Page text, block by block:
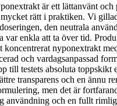
är ett lättanvänt
rätt i praktiken. Vi
den neutrala
var enkla att ta över tid.
koncentrerat nyponextrakt
och vardagsanpassad
till testets absoluta toppskikt
transparens och en ännu
men det är
användning och en fullt